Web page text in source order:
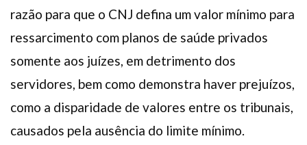
razão para que o CNJ defina um valor mínimo para
ressarcimento com planos de saúde privados
somente aos juízes, em detrimento dos
servidores, bem como demonstra haver prejuízos,
como a disparidade de valores entre os tribunais,
causados pela ausência do limite mínimo.